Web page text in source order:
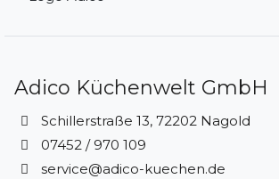
Adico Küchenwelt GmbH
Schillerstraße 13, 72202 Nagold
07452 / 970 109
service@adico-kuechen.de